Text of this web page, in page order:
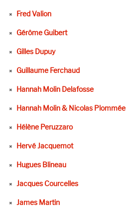
Fred Valion
Gérôme Guibert
Gilles Dupuy
Guillaume Ferchaud
Hannah Molin Delafosse
Hannah Molin & Nicolas Plommée
Hélène Peruzzaro
Hervé Jacquemot
Hugues Blineau
Jacques Courcelles
James Martin